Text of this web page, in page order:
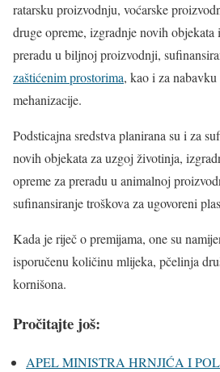
ratarsku proizvodnju, voćarske
druge opreme, izgradnje novih objekata
preradu u biljnoj proizvodnji,
zaštićenim prostorima, kao i za nabavku
mehanizacije.
Podsticajna sredstva planirana su i za
novih objekata za uzgoj životinja,
opreme za preradu u animalnoj
sufinansiranje troškova za ugovoreni
Kada je riječ o premijama, one su
isporučenu količinu mlijeka, pčelinja
kornišona.
Pročitajte još:
APEL MINISTRA HRNJIĆA I